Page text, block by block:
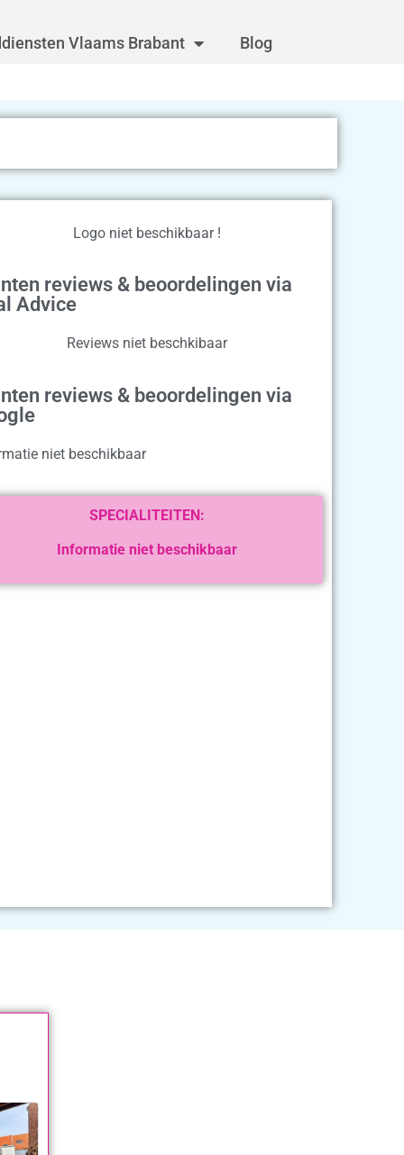
Vlaams Brabant Blog
Logo niet beschikbaar !
reviews & beoordelingen via
Advice
Reviews niet beschkibaar
reviews & beoordelingen via
niet beschikbaar
SPECIALITEITEN:
Informatie niet beschikbaar